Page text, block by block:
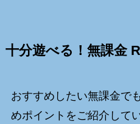
十分遊べる！無課金
おすすめしたい無課金で
めポイントをご紹介して